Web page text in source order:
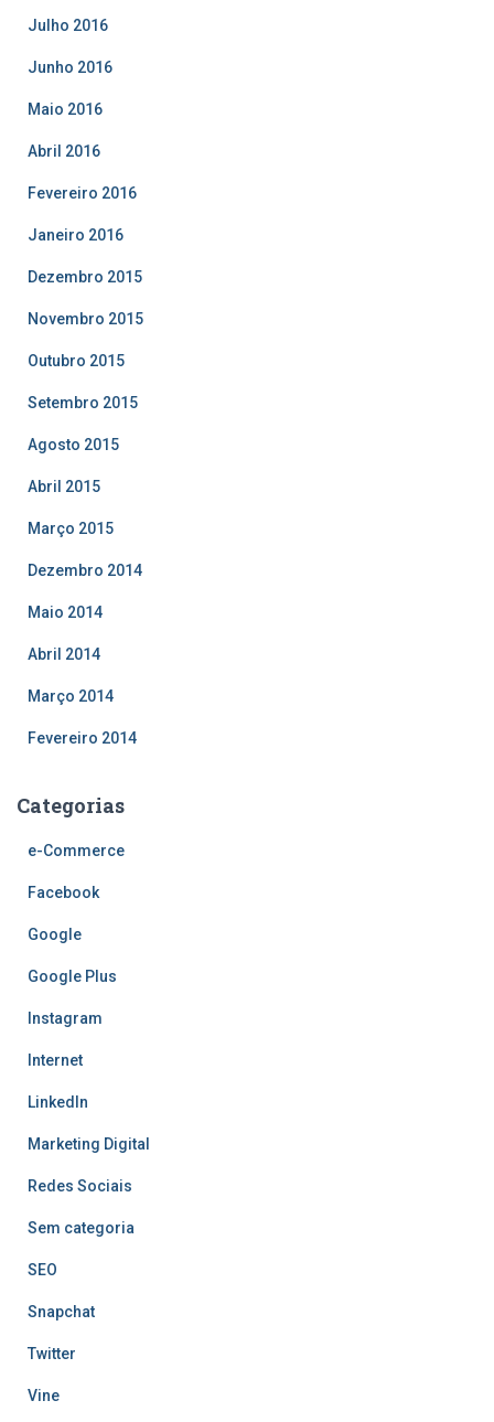
Julho 2016
Junho 2016
Maio 2016
Abril 2016
Fevereiro 2016
Janeiro 2016
Dezembro 2015
Novembro 2015
Outubro 2015
Setembro 2015
Agosto 2015
Abril 2015
Março 2015
Dezembro 2014
Maio 2014
Abril 2014
Março 2014
Fevereiro 2014
Categorias
e-Commerce
Facebook
Google
Google Plus
Instagram
Internet
LinkedIn
Marketing Digital
Redes Sociais
Sem categoria
SEO
Snapchat
Twitter
Vine